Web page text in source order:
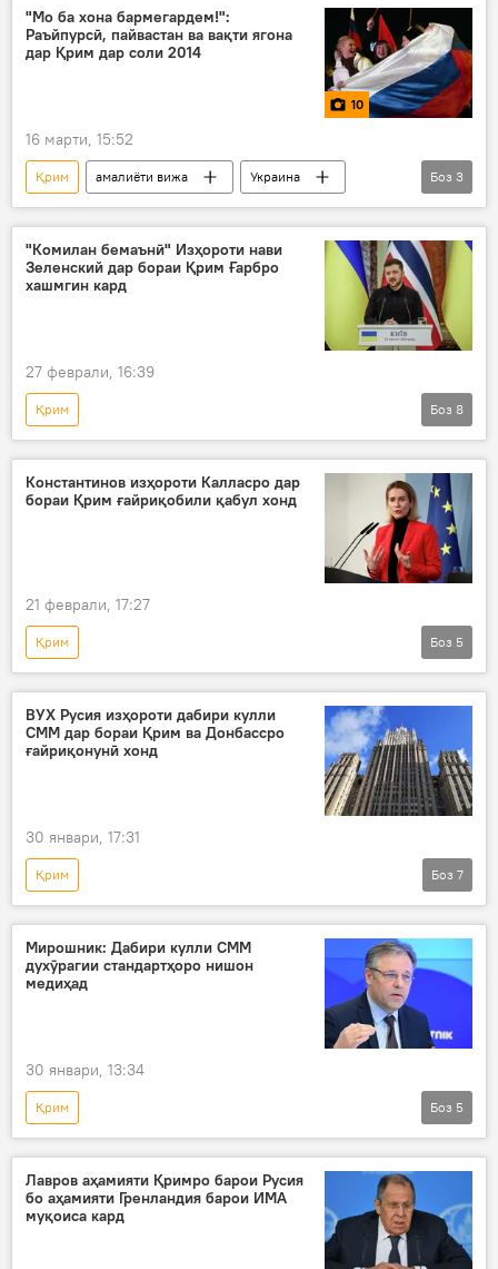
Владимир Зеленский
ҷанги ҳастаӣ
аслиҳа
"Мо ба хона бармегардем!":
Раъйпурсӣ, пайвастан ва вақти ягона
дар Қрим дар соли 2014
10
16 марти, 15:52
Қрим амалиёти вижа
Украина
Русия
Дар Русия Акс
Боз 3
"Комилан бемаънӣ" Изҳороти нави
Зеленский дар бораи Қрим Ғарбро
хашмгин кард
27 феврали, 16:39
Қрим
Амалиёти вижаи Русия барои ҳимояи Донбасс: охирин хабарҳо
амалиёти вижа
Владимир Зеленский
ҳудуд
Боз 8
Константинов изҳороти Калласро дар
бораи Қрим ғайриқобили қабул хонд
21 феврали, 17:27
Қрим
Амалиёти вижаи Русия барои ҳимояи Донбасс: охирин хабарҳо
Украина
Сиёсат
Боз 5
ВУХ Русия изҳороти дабири кулли
СММ дар бораи Қрим ва Донбассро
ғайриқонунӣ хонд
30 январи, 17:31
Қрим
Амалиёти вижаи Русия барои ҳимояи Донбасс: охирин хабарҳо
Русия
Донбасс
Сиёсат
музокирот
Антонио Гутерриш СММ
Боз 7
Мирошник: Дабири кулли СММ
духӯрагии стандартҳоро нишон
медиҳад
30 январи, 13:34
Қрим
Амалиёти вижаи Русия барои ҳимояи Донбасс: охирин хабарҳо
Русия
Донбасс
Дар ҷаҳон
Сиёсат
Боз 5
Лавров аҳамияти Қримро барои Русия
бо аҳамияти Гренландия барои ИМА
муқоиса кард